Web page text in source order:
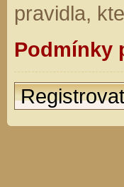
pravidla,
Podmínky
Registrovat